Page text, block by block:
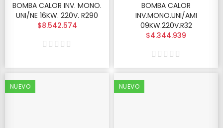
BOMBA CALOR INV. MONO.
UNI/NE 16KW. 220V. R290
$8.542.574
BOMBA CALOR
INV.MONO.UNI/AMI
09KW.220V.R32
$4.344.939
NUEVO NUEVO